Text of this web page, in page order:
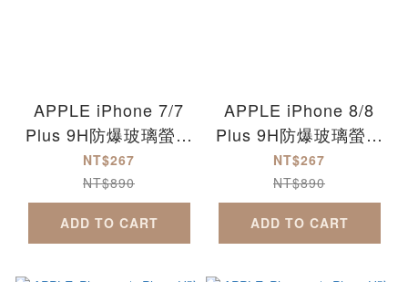
APPLE iPhone 7/7
Plus 9H防爆玻璃螢幕
保護貼 iPhone7+
iPhone7
iPhone7Plus
NT$267
NT$890
ADD TO CART
APPLE iPhone 8/8
Plus 9H防爆玻璃螢幕
保護貼 iPhone8+
iPhone8Plus
iPhone8
NT$267
NT$890
ADD TO CART